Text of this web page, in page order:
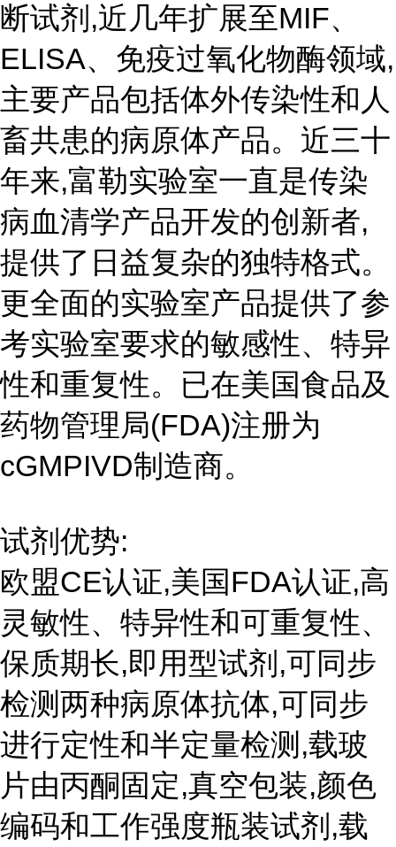
断试剂,近几年扩展至MIF、
ELISA、免疫过氧化物酶领域,
主要产品包括体外传染性和人
畜共患的病原体产品。近三十
年来,富勒实验室一直是传染
病血清学产品开发的创新者,
提供了日益复杂的独特格式。
更全面的实验室产品提供了参
考实验室要求的敏感性、特异
性和重复性。已在美国食品及
药物管理局(FDA)注册为
cGMPIVD制造商。
试剂优势:
欧盟CE认证,美国FDA认证,高
灵敏性、特异性和可重复性、
保质期长,即用型试剂,可同步
检测两种病原体抗体,可同步
进行定性和半定量检测,载玻
片由丙酮固定,真空包装,颜色
编码和工作强度瓶装试剂,载